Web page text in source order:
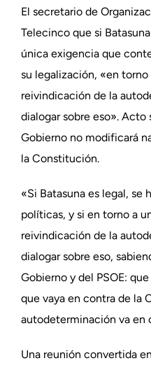
El secretario de
Telecinco que si
única exigencia que
su legalización, «en torno
reivindicación de la
dialogar sobre eso». Acto
Gobierno no modificará
la Constitución.
«Si Batasuna es legal, se
políticas, y si en torno a
reivindicación de la
dialogar sobre eso,
Gobierno y del PSOE:
que vaya en contra de la
autodeterminación va en
Una reunión convertida